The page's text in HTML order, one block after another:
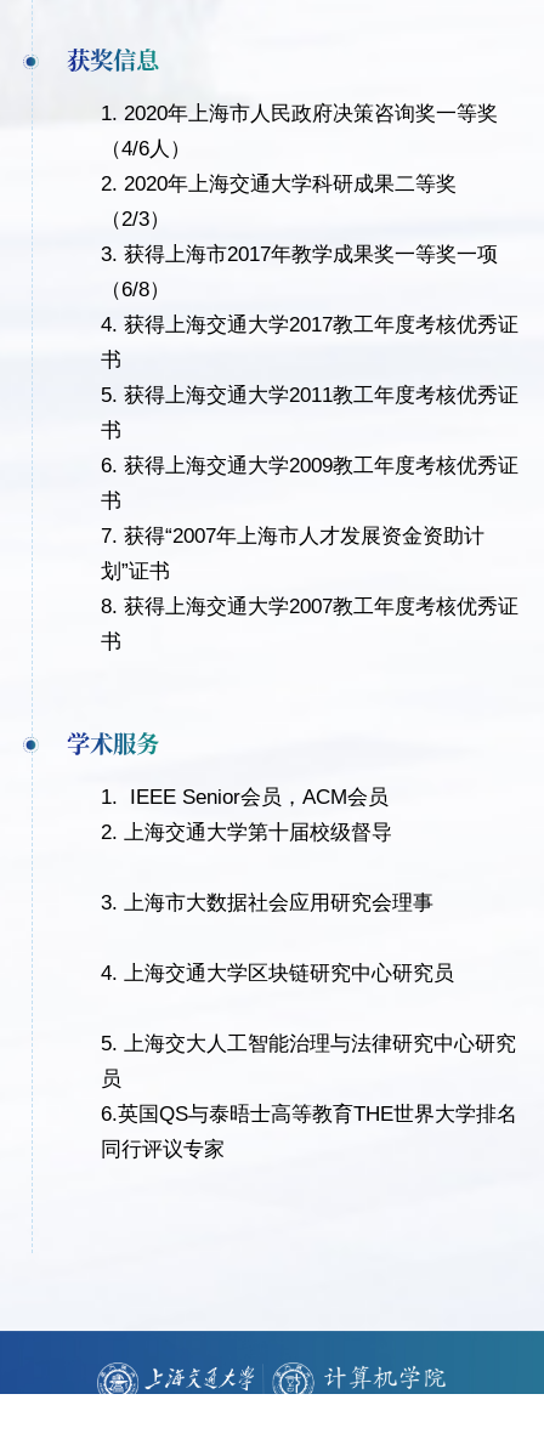
获奖信息
1. 2020年上海市人民政府决策咨询奖一等奖
（4/6人）
2. 2020年上海交通大学科研成果二等奖
（2/3）
3. 获得上海市2017年教学成果奖一等奖一项
（6/8）
4. 获得上海交通大学2017教工年度考核优秀证
书
5. 获得上海交通大学2011教工年度考核优秀证
书
6. 获得上海交通大学2009教工年度考核优秀证
书
7. 获得“2007年上海市人才发展资金资助计
划 ”证书
8. 获得上海交通大学2007教工年度考核优秀证
书
学术服务
1. IEEE Senior会员， ACM会员
2.
上海交通大学第十届校级督导
3. 上海市大数据社会应用研究会理事
4. 上海交通大学区块链研究中心研究员
5.
上海交大人工智能治理与法律研究中心研究
员
6.英国QS与泰晤士高等教育THE世界大学排名
同行评议专家